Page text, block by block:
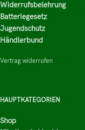
Widerrufsbelehrung
Batteriegesetz
Jugendschutz
Händlerbund
Vertrag widerrufen
HAUPTKATEGORIEN
Shop